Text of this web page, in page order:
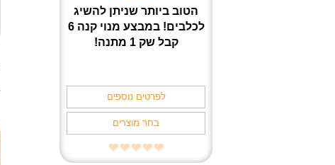
הטוב ביותר שניתן להשיג
לכלבים! במבצע מנוי קנה 6
קבל שק 1 מתנה!
לפרטים נוספים
בחר מוצרים